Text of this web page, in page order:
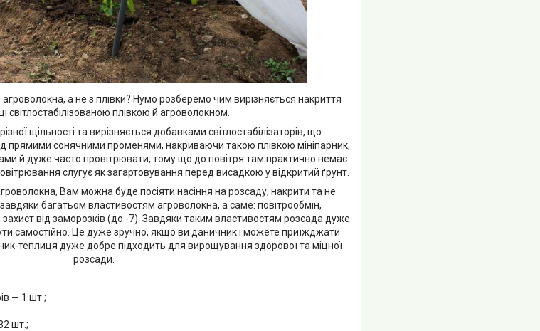
а не з плівки? Нумо розберемо чим вирізняється накриття
світлостабілізованою плівкою й агроволокном.
щільності та вирізняється добавками світлостабілізаторів, що
прямими сонячними променями, накриваючи такою плівкою мініпарник,
й дуже часто провітрювати, тому що до повітря там практично немає.
слугує як загартовування перед висадкою у відкритий ґрунт.
Вам можна буде посіяти насіння на розсаду, накрити та не
багатьом властивостям агроволокна, а саме: повітрообмін,
захист від заморозків (до -7). Завдяки таким властивостям розсада дуже
самостійно. Це дуже зручно, якщо ви даничник і можете приїжджати
теплиця дуже добре підходить для вирощування здорової та міцної
розсади.
— 1 шт.;
шт.;